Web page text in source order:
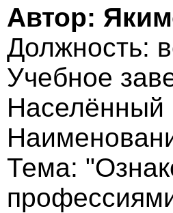
Автор:
Должность:
Учебное
Населённый
Тема: